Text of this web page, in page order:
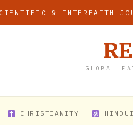
& INTERFAITH
GLOBAL
CHRISTIANITY